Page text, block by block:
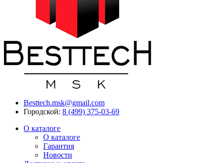
Besttech.msk@gmail.com
Городской: 8 (499) 375-03-69
О каталоге
О каталоге
Гарантия
Новости